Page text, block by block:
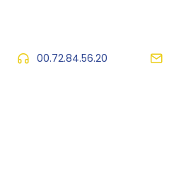
00.72.84.56.20